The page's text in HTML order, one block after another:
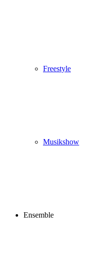
Freestyle
Musikshow
Ensemble